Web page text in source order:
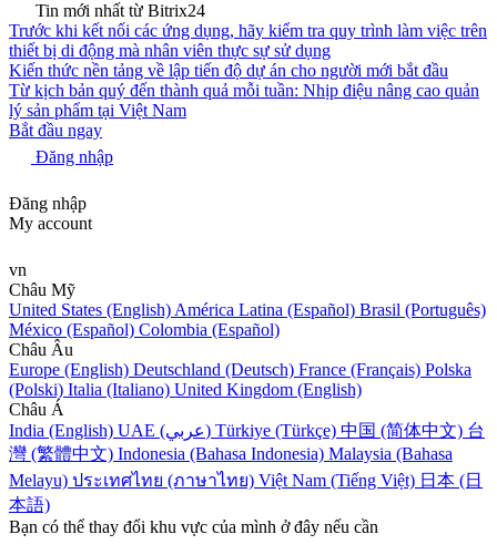
Tin mới nhất từ Bitrix24
Trước khi kết nối các ứng dụng, hãy kiểm tra quy trình làm việc trên
thiết bị di động mà nhân viên thực sự sử dụng
Kiến thức nền tảng về lập tiến độ dự án cho người mới bắt đầu
Từ kịch bản quý đến thành quả mỗi tuần: Nhịp điệu nâng cao quản
lý sản phẩm tại Việt Nam
Bắt đầu ngay
Đăng nhập
Đăng nhập
My account
vn
Châu Mỹ
United States (English) América Latina (Español) Brasil (Português)
México (Español) Colombia (Español)
Châu Âu
Europe (English) Deutschland (Deutsch) France (Français) Polska
(Polski) Italia (Italiano) United Kingdom (English)
Châu Á
India (English)
UAE (عربي) Türkiye (Türkçe) 中国 (简体中文) 台
灣 (繁體中文) Indonesia (Bahasa Indonesia) Malaysia (Bahasa
Melayu) ประเทศไทย (ภาษาไทย) Việt Nam (Tiếng Việt) 日本 (日
本語)
Bạn có thể thay đổi khu vực của mình ở đây nếu cần